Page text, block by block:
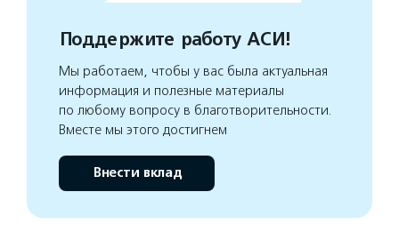
Поддержите работу АСИ!
Мы работаем, чтобы у вас была актуальная
информация и полезные материалы
по любому вопросу в благотворительности.
Вместе мы этого достигнем
Внести вклад